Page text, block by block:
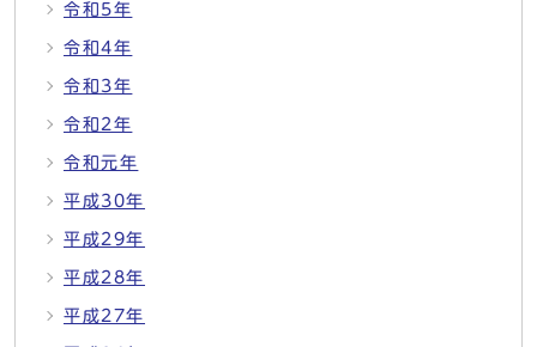
令和5年
令和4年
令和3年
令和2年
令和元年
平成30年
平成29年
平成28年
平成27年